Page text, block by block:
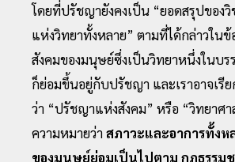
โดยที่ปรัชญายังคงเป็น “ยอดสรุปของวิ
แห่งวิทยาทั้งหลาย” ตามที่ได้กล่าวใน
สังคมของมนุษย์ซึ่งเป็นวิทยาหนึ่งในบร
ก็ย่อมขึ้นอยู่กับปรัชญา และเราอาจเรี
ว่า “ปรัชญาแห่งสังคม” หรือ “วิทยาศา
ความหมายว่า สภาวะและอาการทั้งห
ของมนุษย์ย่อมเป็นไปตาม กฎธรรม